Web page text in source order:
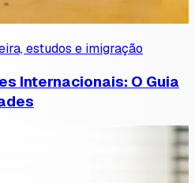
estudos e imigração
Internacionais: O Guia